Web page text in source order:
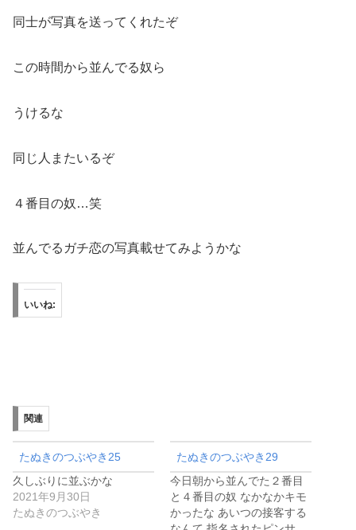
同士が写真を送ってくれたぞ
この時間から並んでる奴ら
うけるな
同じ人またいるぞ
４番目の奴…笑
並んでるガチ恋の写真載せてみようかな
いいね:
関連
たぬきのつぶやき25
久しぶりに並ぶかな
2021年9月30日
たぬきのつぶやき
たぬきのつぶやき29
今日朝から並んでた２番目
と４番目の奴 なかなかキモ
かったな あいつの接客する